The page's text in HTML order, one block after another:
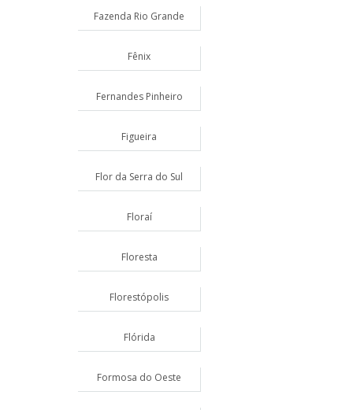
Fazenda Rio Grande
Fênix
Fernandes Pinheiro
Figueira
Flor da Serra do Sul
Floraí
Floresta
Florestópolis
Flórida
Formosa do Oeste